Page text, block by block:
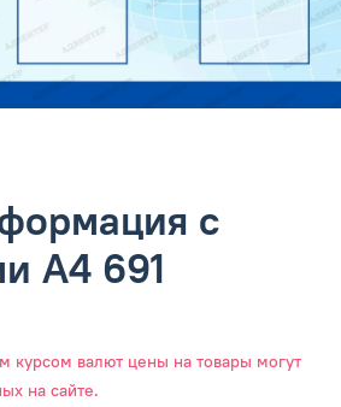
с
А4 691
курсом валют цены на товары могут
на сайте.